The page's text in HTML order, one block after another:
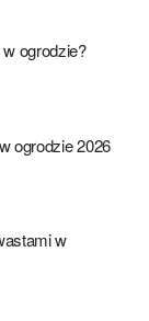
ogrodzie?
ogrodzie 2026
w